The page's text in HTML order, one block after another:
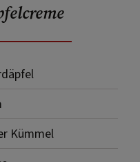
Kümmel